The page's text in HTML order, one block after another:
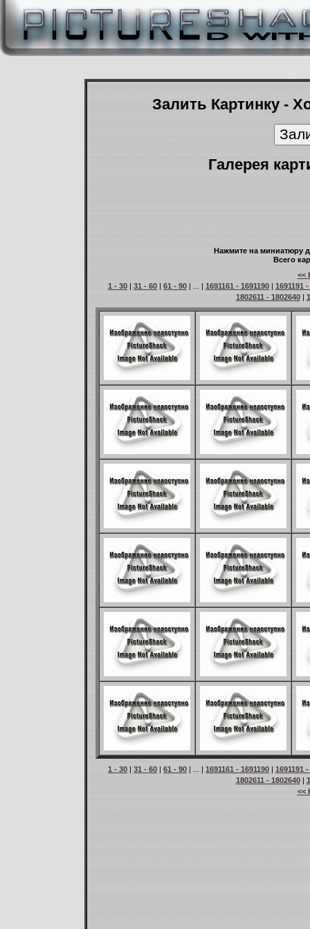
Залить Картинку -
Галерея
Нажмите на миниатюру
Всего
<<
1 - 30 | 31 - 60 | 61 - 90 | ... | 1691161 - 1691190 | 1691191
1802611 - 1802640|
1 - 30 | 31 - 60 | 61 - 90 | ... | 1691161 - 1691190 | 1691191
1802611 - 1802640|
<<